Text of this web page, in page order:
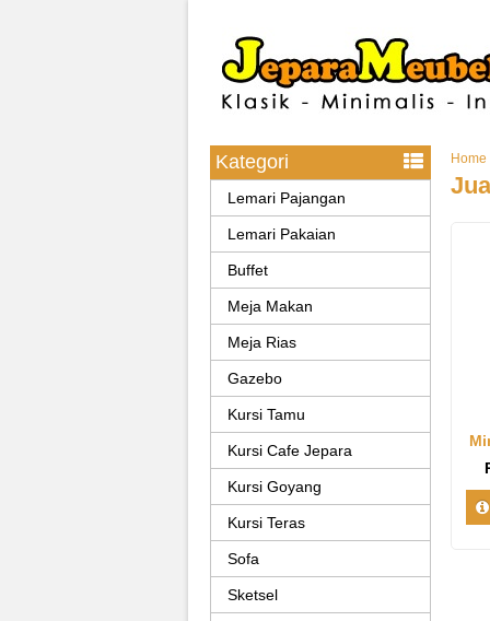
Home
Kategori
Lemari Pajangan
Lemari Pakaian
Buffet
Meja Makan
Meja Rias
Gazebo
Kursi Tamu
Kursi Cafe Jepara
Kursi Goyang
Kursi Teras
Sofa
Sketsel